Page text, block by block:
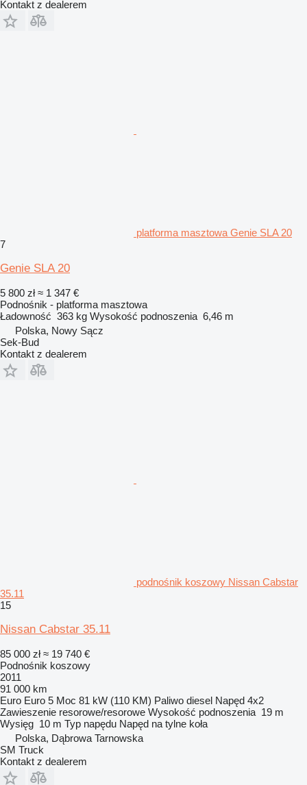
Kontakt z dealerem
platforma masztowa Genie SLA 20
7
Genie SLA 20
5 800 zł ≈ 1 347 €
Podnośnik - platforma masztowa
Ładowność 363 kg Wysokość podnoszenia 6,46 m
Polska, Nowy Sącz
Sek-Bud
Kontakt z dealerem
podnośnik koszowy Nissan Cabstar
35.11
15
Nissan Cabstar 35.11
85 000 zł ≈ 19 740 €
Podnośnik koszowy
2011
91 000 km
Euro Euro 5 Moc 81 kW (110 KM) Paliwo diesel Napęd 4x2
Zawieszenie resorowe/resorowe Wysokość podnoszenia 19 m
Wysięg 10 m Typ napędu Napęd na tylne koła
Polska, Dąbrowa Tarnowska
SM Truck
Kontakt z dealerem